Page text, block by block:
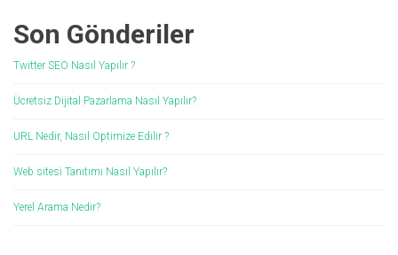
Son Gönderiler
Twitter SEO Nasıl Yapılır ?
Ücretsiz Dijital Pazarlama Nasıl Yapılır?
URL Nedir, Nasıl Optimize Edilir ?
Web sitesi Tanıtımı Nasıl Yapılır?
Yerel Arama Nedir?